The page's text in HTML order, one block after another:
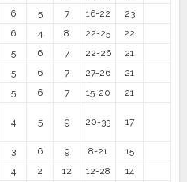
6 5 7 16-22
23
6 4 8 22-25
22
5 6 7 22-26
21
5 6 7 27-26
21
5 6 7 15-20 21
4 5 9 20-33 17
3 6 9 8-21
15
4 2 12 12-28 14